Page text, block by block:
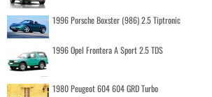
1996 Porsche Boxster (986) 2.5 Tiptronic
1996 Opel Frontera A Sport 2.5 TDS
1980 Peugeot 604 604 GRD Turbo